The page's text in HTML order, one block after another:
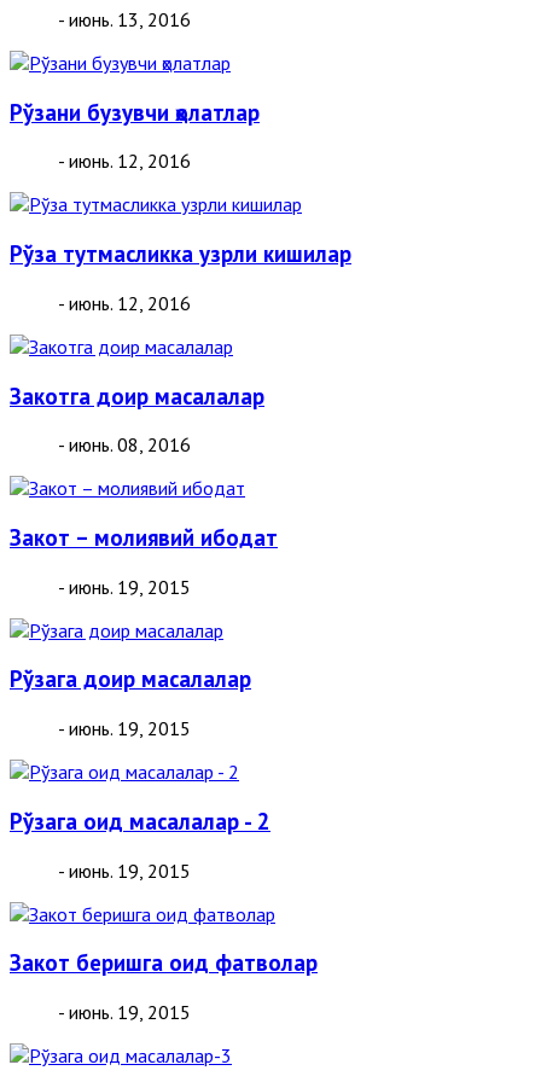
- июнь. 13, 2016
Рўзани бузувчи ҳолатлар
- июнь. 12, 2016
Рўза тутмасликка узрли кишилар
- июнь. 12, 2016
Закотга доир масалалар
- июнь. 08, 2016
Закот – молиявий ибодат
- июнь. 19, 2015
Рўзага доир масалалар
- июнь. 19, 2015
Рўзага оид масалалар - 2
- июнь. 19, 2015
Закот беришга оид фатволар
- июнь. 19, 2015